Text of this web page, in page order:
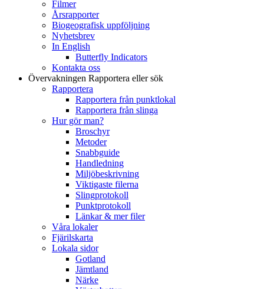
Filmer
Årsrapporter
Biogeografisk uppföljning
Nyhetsbrev
In English
Butterfly Indicators
Kontakta oss
Övervakningen Rapportera eller sök
Rapportera
Rapportera från punktlokal
Rapportera från slinga
Hur gör man?
Broschyr
Metoder
Snabbguide
Handledning
Miljöbeskrivning
Viktigaste filerna
Slingprotokoll
Punktprotokoll
Länkar & mer filer
Våra lokaler
Fjärilskarta
Lokala sidor
Gotland
Jämtland
Närke